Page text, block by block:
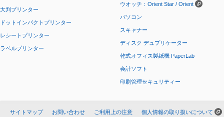
大判プリンター
ドットインパクトプリンター
レシートプリンター
ラベルプリンター
ウオッチ：Orient Star / Orient
パソコン
スキャナー
ディスク デュプリケーター
乾式オフィス製紙機 PaperLab
会計ソフト
印刷管理セキュリティー
サイトマップ お問い合わせ ご利用上の注意 個人情報の取り扱いについて